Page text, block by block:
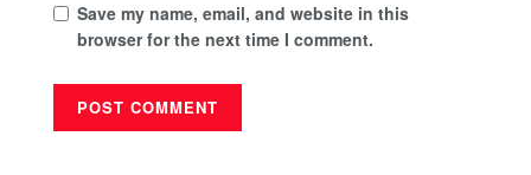
Save my name, email, and website in this
browser for the next time I comment.